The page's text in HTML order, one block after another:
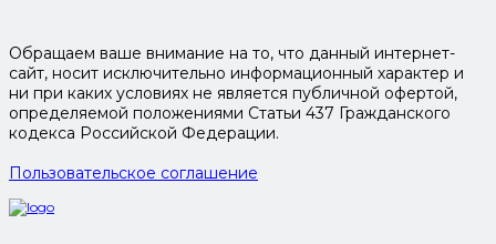
Обращаем ваше внимание на то, что данный интернет-
сайт, носит исключительно информационный характер и
ни при каких условиях не является публичной офертой,
определяемой положениями Статьи 437 Гражданского
кодекса Российской Федерации.
Пользовательское соглашение